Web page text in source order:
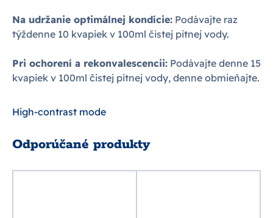
Na udržanie optimálnej kondície: Podávajte raz
týždenne 10 kvapiek v 100ml čistej pitnej vody.
Pri ochorení a rekonvalescencii: Podávajte denne 15
kvapiek v 100ml čistej pitnej vody, denne obmieňajte.
High-contrast mode
Odporúčané produkty